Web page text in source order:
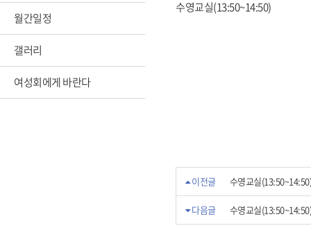
월간일정
갤러리
여성회에게 바란다
수영교실(13:50~14:50)
이전글 수영교실(13:50~14:50)
다음글 수영교실(13:50~14:50)